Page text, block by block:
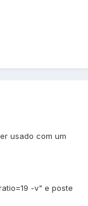
usado com um
-v" e poste